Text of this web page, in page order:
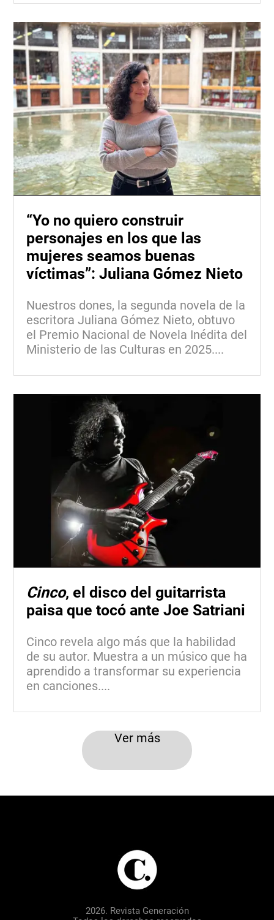
“Yo no quiero construir
personajes en los que las
mujeres seamos buenas
víctimas”: Juliana Gómez Nieto
Nuestros dones, la segunda novela de la
escritora Juliana Gómez Nieto, obtuvo
el Premio Nacional de Novela Inédita del
Ministerio de las Culturas en 2025....
Cinco, el disco del guitarrista
paisa que tocó ante Joe Satriani
Cinco revela algo más que la habilidad
de su autor. Muestra a un músico que ha
aprendido a transformar su experiencia
en canciones....
Ver más
2026. Revista Generación